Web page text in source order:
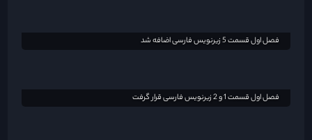
فصل 3 قسمت 7 نسخه دوبله فارسی اضافه شد
فصل اول قسمت 1 و 2 زیرنویس فارسی قرار گرفت